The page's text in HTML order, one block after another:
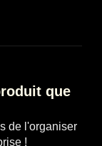
que
de l'organiser
!